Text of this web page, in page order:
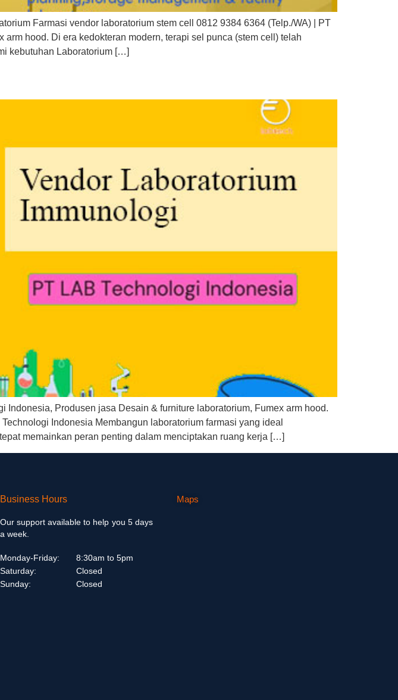
Farmasi vendor laboratorium stem cell 0812 9384 6364 (Telp./WA) | PT
hood. Di era kedokteran modern, terapi sel punca (stem cell) telah
kebutuhan Laboratorium […]
Produsen jasa Desain & furniture laboratorium, Fumex arm hood.
Indonesia Membangun laboratorium farmasi yang ideal
memainkan peran penting dalam menciptakan ruang kerja […]
Business Hours
Our support available to help you 5 days
a week.
Monday-Friday:
Saturday:
Sunday:
8:30am to 5pm
Closed
Closed
Maps